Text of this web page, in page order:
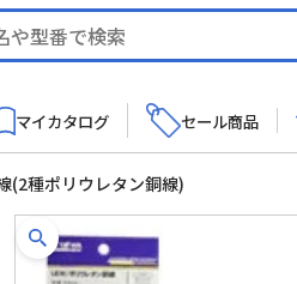
マイカタログ セール商品
(2種ポリウレタン銅線)